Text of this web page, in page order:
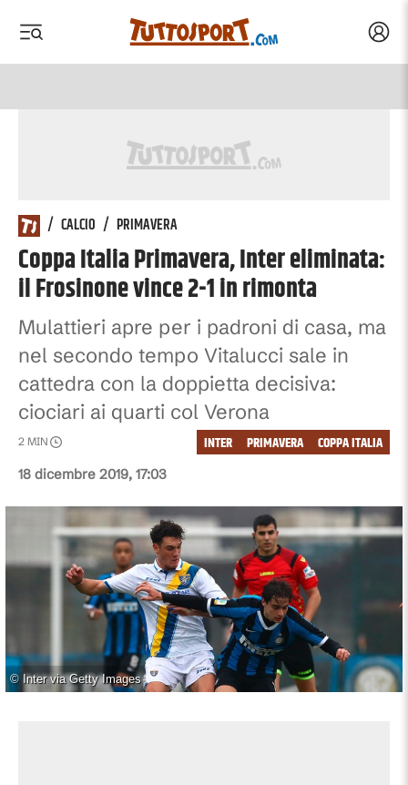
/ CALCIO / PRIMAVERA
Coppa Italia Primavera, Inter eliminata:
il Frosinone vince 2-1 in rimonta
Mulattieri apre per i padroni di casa, ma
nel secondo tempo Vitalucci sale in
cattedra con la doppietta decisiva:
ciociari ai quarti col Verona
18 dicembre 2019, 17:03
2 MIN COPPA ITALIA
PRIMAVERA
INTER
© Inter via Getty Images